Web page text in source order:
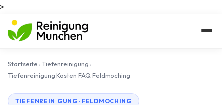
>
Startseite ›Tiefenreinigung ›
Tiefenreinigung Kosten FAQ Feldmoching
TIEFENREINIGUNG · FELDMOCHING